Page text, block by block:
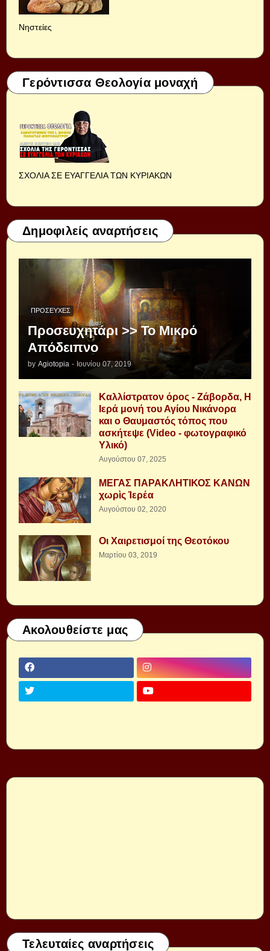
Νηστείες
Γερόντισσα Θεολογία μοναχή
ΣΧΟΛΙΑ ΣΕ ΕΥΑΓΓΕΛΙΑ ΤΩΝ ΚΥΡΙΑΚΩΝ
Δημοφιλείς αναρτήσεις
ΠΡΟΣΕΥΧΈΣ
Προσευχητάρι >> Το Μικρό
Απόδειπνο
by Agiotopia - Ιουνίου 07, 2019
Καλλίστρατον όρος - Ζάβορδα, Η
Ιερά μονή του Αγίου Νικάνορα
και ο Θαυμαστός τόπος που
ασκήτεψε (Video - φωτογραφικό
Υλικό)
Αυγούστου 07, 2025
ΜΕΓΑΣ ΠΑΡΑΚΛΗΤΙΚΟΣ ΚΑΝΩΝ
χωρὶς Ἱερέα
Αυγούστου 02, 2020
Οι Χαιρετισμοί της Θεοτόκου
Μαρτίου 03, 2019
Ακολουθείστε μας
Τελευταίες αναρτήσεις